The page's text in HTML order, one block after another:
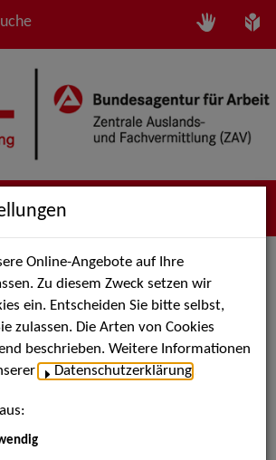
als PDF speichern
legen
TV, Bühne
Online-Angebote auf Ihre
Zu diesem Zweck setzen wir
ein. Entscheiden Sie bitte selbst,
zulassen. Die Arten von Cookies
beschrieben. Weitere Informationen
Datenschutzerklärung